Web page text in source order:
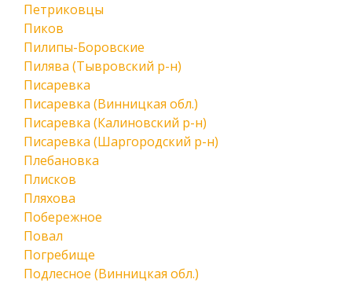
Петриковцы
Пиков
Пилипы-Боровские
Пилява (Тывровский р-н)
Писаревка
Писаревка (Винницкая обл.)
Писаревка (Калиновский р-н)
Писаревка (Шаргородский р-н)
Плебановка
Плисков
Пляхова
Побережное
Повал
Погребище
Подлесное (Винницкая обл.)